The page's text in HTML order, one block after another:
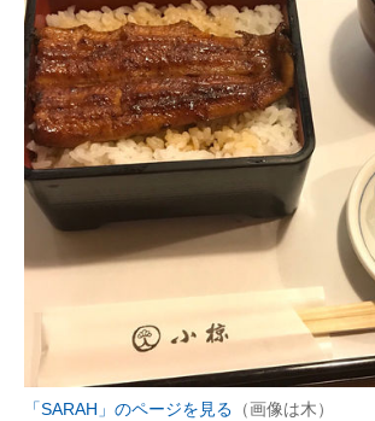
建設×テクノロジーの最前線
ちょっと気になるネットの話題
「SARAH」のページを見る （画像は木）